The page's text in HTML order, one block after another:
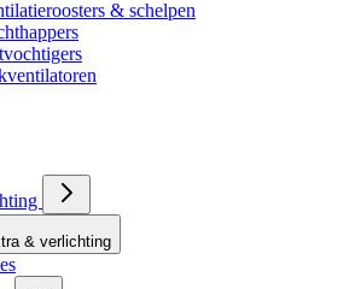
& schelpen
& verlichting